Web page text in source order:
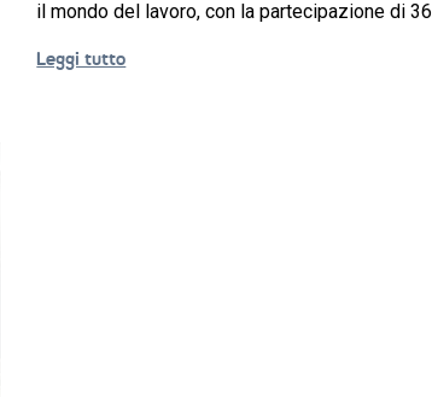
il mondo del lavoro, con la partecipazione di 36
Leggi tutto